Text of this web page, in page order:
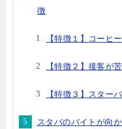
徴
【特徴１】コーヒ
【特徴２】接客が
【特徴３】スター
スタバのバイトが向